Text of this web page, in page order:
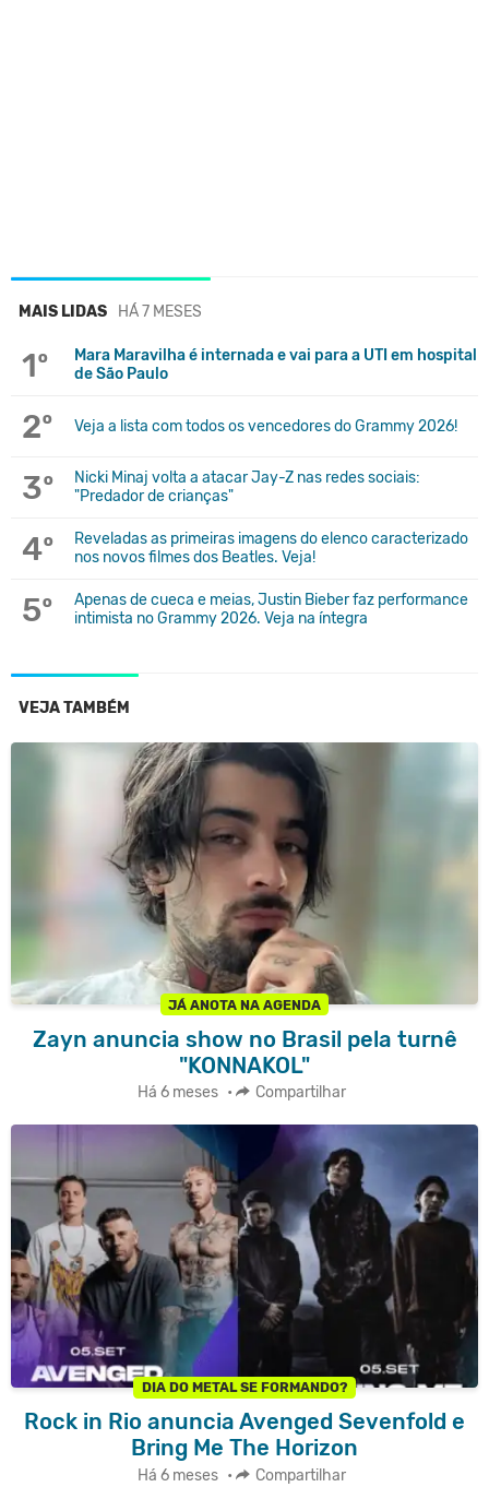
MAIS LIDAS HÁ 7 MESES
1º
Mara Maravilha é internada e vai para a UTI em hospital
de São Paulo
2º Veja a lista com todos os vencedores do Grammy 2026!
3º
Nicki Minaj volta a atacar Jay-Z nas redes sociais:
"Predador de crianças"
4º
Reveladas as primeiras imagens do elenco caracterizado
nos novos filmes dos Beatles. Veja!
5º
Apenas de cueca e meias, Justin Bieber faz performance
intimista no Grammy 2026. Veja na íntegra
VEJA TAMBÉM
JÁ ANOTA NA AGENDA
Zayn anuncia show no Brasil pela turnê
"KONNAKOL"
Há 6 meses • Compartilhar
DIA DO METAL SE FORMANDO?
Rock in Rio anuncia Avenged Sevenfold e
Bring Me The Horizon
Há 6 meses • Compartilhar